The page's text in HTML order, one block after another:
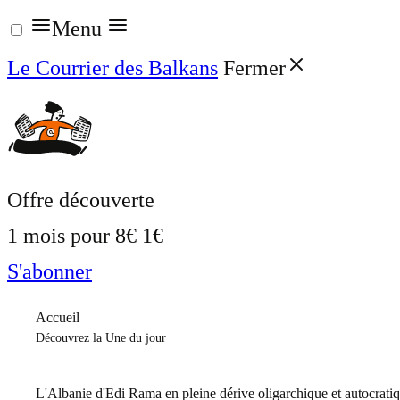
Aller
au
contenu
Menu
Le Courrier des Balkans Fermer
Offre découverte
1 mois pour 8€ 1€
S'abonner
Accueil
Découvrez la Une du jour
L'Albanie d'Edi Rama en pleine dérive oligarchique et